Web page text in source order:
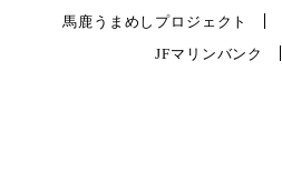
馬鹿うまめしプロジェクト
JFマリンバンク